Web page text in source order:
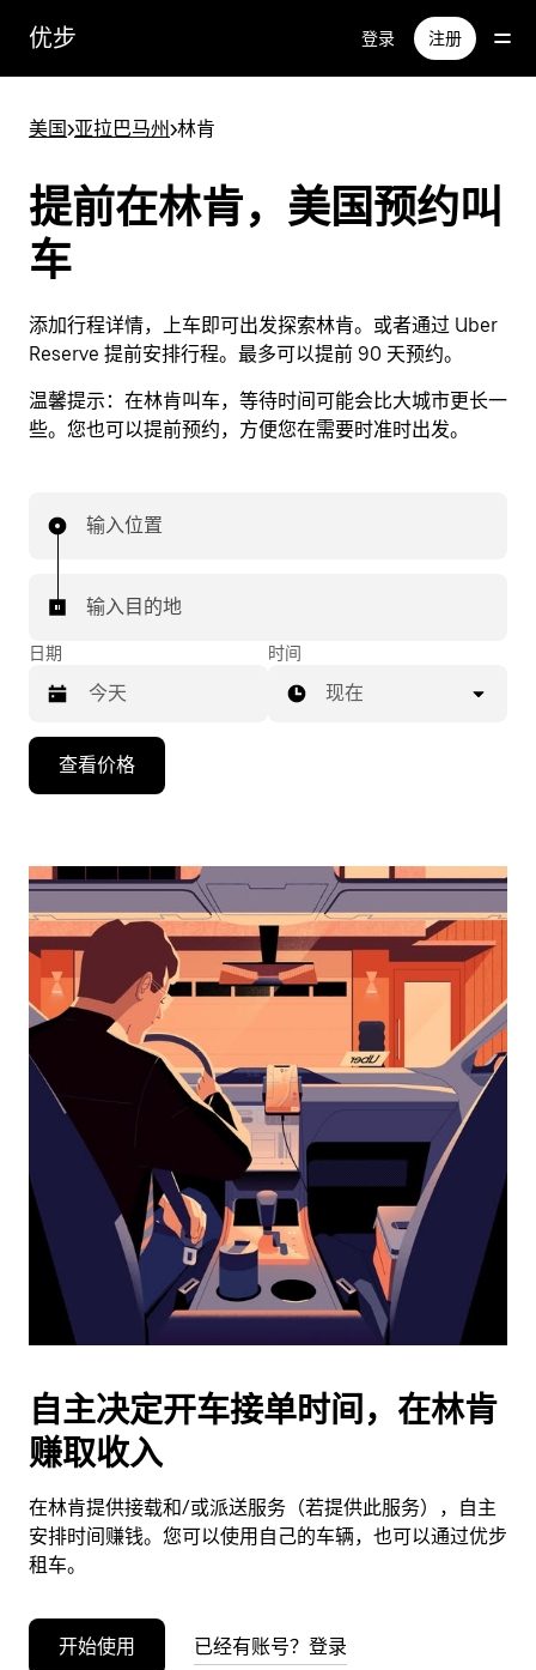
优步 登录 注册
美国>亚拉巴马州>林肯
提前在林肯，美国预约叫
车
添加行程详情，上车即可出发探索林肯。或者通过 Uber
Reserve 提前安排行程。最多可以提前 90 天预约。
温馨提示： 在林肯叫车，等待时间可能会比大城市更长一
些。您也可以提前预约，方便您在需要时准时出发。
输入位置
输入目的地
日期
向
头
浏
日
并
期。
按
退
闭
日
历。
时间
现在
查看价格
自主决定开车接单时间，在林肯
赚取收入
在林肯提供接载和/或派送服务（若提供此服务），自主
安排时间赚钱。您可以使用自己的车辆，也可以通过优步
租车。
开始使用 已经有账号？登录